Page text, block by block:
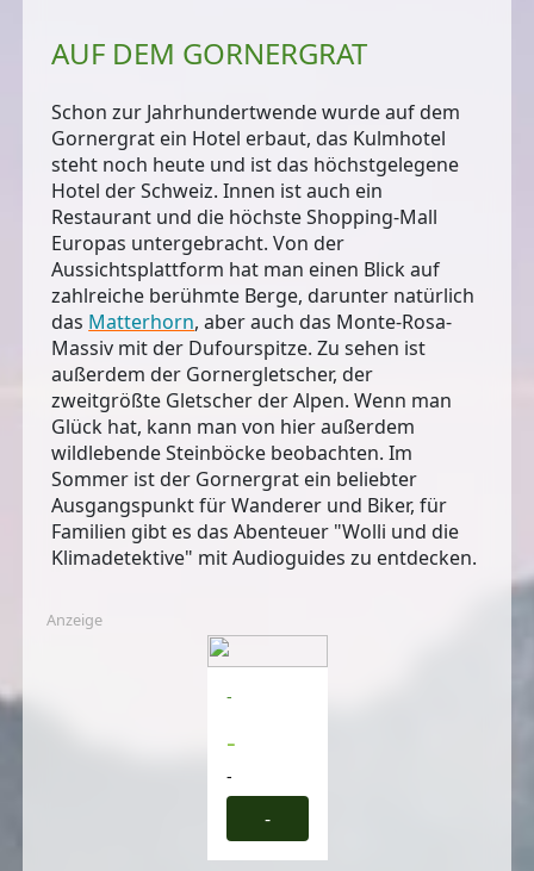
AUF DEM GORNERGRAT
Schon zur Jahrhundertwende wurde auf dem
Gornergrat ein Hotel erbaut, das Kulmhotel
steht noch heute und istdas höchstgelegene
Hotel der Schweiz. Innen ist auch ein
Restaurant und die höchste Shopping-Mall
Europas untergebracht. Von der
Aussichtsplattform hat man einen Blick auf
zahlreiche berühmte Berge, darunter natürlich
das Matterhorn, aber auch das Monte-Rosa-
Massiv mit der Dufourspitze. Zu sehen ist
außerdem der Gornergletscher, der
zweitgrößte Gletscher der Alpen. Wenn man
Glück hat, kann man von hier außerdem
wildlebende Steinböcke beobachten. Im
Sommer ist der Gornergrat ein beliebter
Ausgangspunkt für Wanderer und Biker, für
Familien gibt es das Abenteuer "Wolli und die
Klimadetektive" mit Audioguides zu entdecken.
Anzeige
-
-
-
-